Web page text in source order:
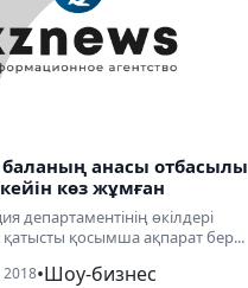
анасы
көз жұмған
департаментінің өкілдері
қатысты қосымша ақпарат бер...
2018•Шоу-бизнес